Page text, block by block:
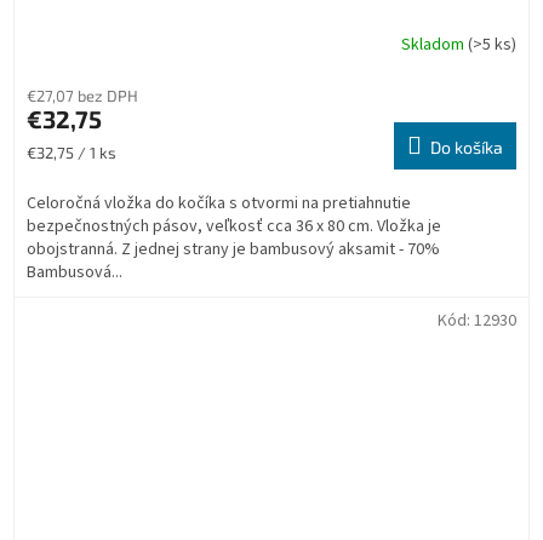
Skladom (>5 ks)
€27,07 bez DPH
€32,75
Jednotková
€32,75 / 1 ks Do košíka
Celoročná vložka do kočíka s otvormi na pretiahnutie
bezpečnostných pásov, veľkosť cca 36 x 80 cm. Vložka je
obojstranná. Z jednej strany je bambusový aksamit - 70%
Bambusová...
Kód: 12930